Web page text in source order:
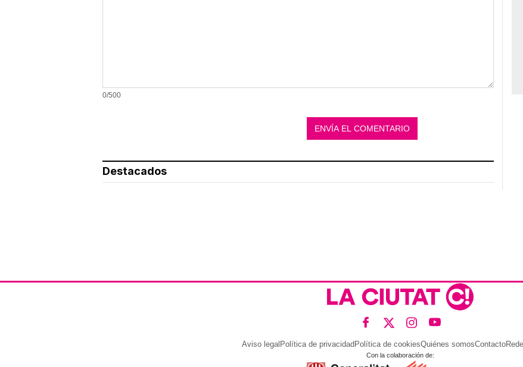
0/500
Destacados
Aviso legal Política de privacidad Política de cookiesQuiénes somosContacto
Con la colaboración de: